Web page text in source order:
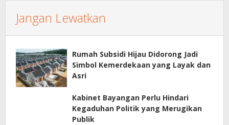
Jangan Lewatkan
Rumah Subsidi Hijau Didorong Jadi
Simbol Kemerdekaan yang Layak dan
Asri
Kabinet Bayangan Perlu Hindari
Kegaduhan Politik yang Merugikan
Publik